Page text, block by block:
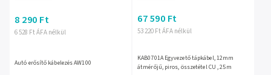
6 528 Ft ÁFA nélkül
8 290 Ft
Autó erősítő kábelezés AW100
53 220 Ft ÁFA nélkül
67 590 Ft
KAB0701A Egyvezető tápkábel, 12mm
átmérőjű, piros, összetétel CU , 25m